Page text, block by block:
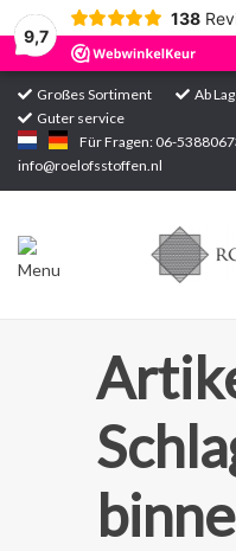
9,7
138
Großes Sortiment Ab
Guter service
Für Fragen: 06-
info@roelofsstoffen.nl
Startseite
Sortiment